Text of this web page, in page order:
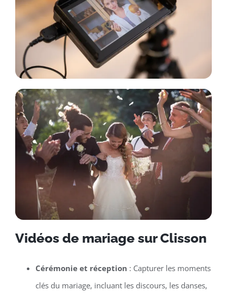
Vidéos de mariage sur Clisson
Cérémonie et réception : Capturer les moments
clés du mariage, incluant les discours, les danses,